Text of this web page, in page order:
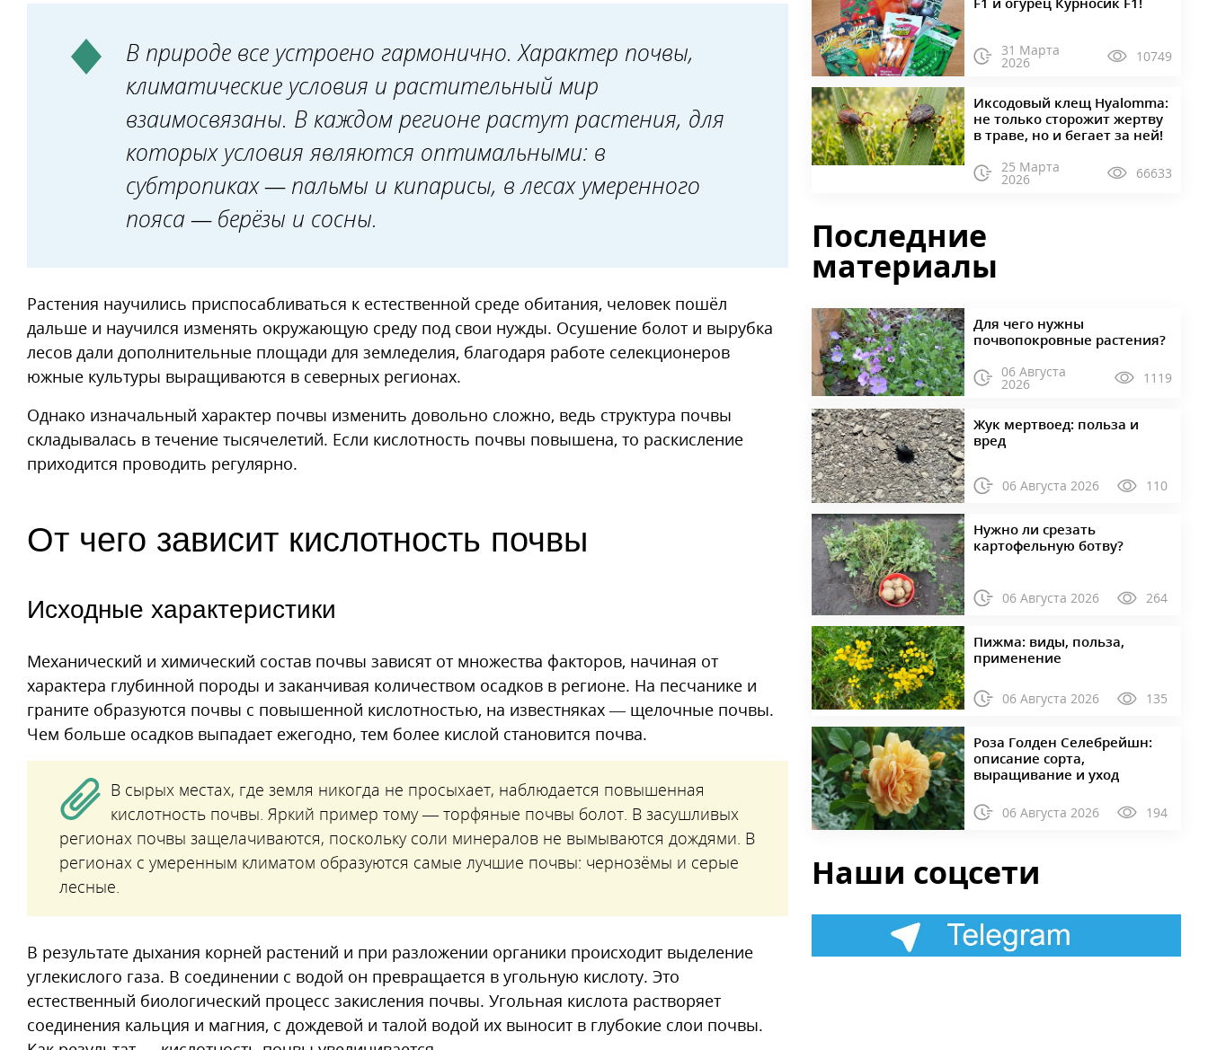
Анализ почвы
Уксус и сода
Листья смородины и вишни
Как изменить кислотность почвы
Какая кислотность почвы нужна растениям
Как правильно известковать почву
Доломитовая мука
Мел
Зола
В природе все устроено гармонично. Характер почвы,
климатические условия и растительный мир
взаимосвязаны. В каждом регионе растут растения, для
которых условия являются оптимальными: в
субтропиках — пальмы и кипарисы, в лесах умеренного
пояса — берёзы и сосны.
Растения научились приспосабливаться к естественной среде обитания, человек пошёл
дальше и научился изменять окружающую среду под свои нужды. Осушение болот и вырубка
лесов дали дополнительные площади для земледелия, благодаря работе селекционеров
южные культуры выращиваются в северных регионах.
Однако изначальный характер почвы изменить довольно сложно, ведь структура почвы
складывалась в течение тысячелетий. Если кислотность почвы повышена, то раскисление
приходится проводить регулярно.
От чего зависит кислотность почвы
Исходные характеристики
Механический и химический состав почвы зависят от множества факторов, начиная от
характера глубинной породы и заканчивая количеством осадков в регионе. На песчанике и
граните образуются почвы с повышенной кислотностью, на известняках — щелочные почвы.
Чем больше осадков выпадает ежегодно, тем более кислой становится почва.
В сырых местах, где земля никогда не просыхает, наблюдается повышенная
кислотность почвы. Яркий пример тому — торфяные почвы болот. В засушливых
регионах почвы защелачиваются, поскольку соли минералов не вымываются дождями. В
регионах с умеренным климатом образуются самые лучшие почвы: чернозёмы и серые
лесные.
В результате дыхания корней растений и при разложении органики происходит выделение
углекислого газа. В соединении с водой он превращается в угольную кислоту. Это
естественный биологический процесс закисления почвы. Угольная кислота растворяет
соединения кальция и магния, с дождевой и талой водой их выносит в глубокие слои почвы.
31 Марта
2026 10749
Иксодовый клещ Hyalomma:
не только сторожит жертву
в траве, но и бегает за ней!
25 Марта
2026 66633
Последние
материалы
Для чего нужны
почвопокровные растения?
06 Августа
2026 1119
Жук мертвоед: польза и
вред
06 Августа 2026 110
Нужно ли срезать
картофельную ботву?
06 Августа 2026 264
Пижма: виды, польза,
применение
06 Августа 2026 135
Роза Голден Селебрейшн:
описание сорта,
выращивание и уход
06 Августа 2026 194
Наши соцсети